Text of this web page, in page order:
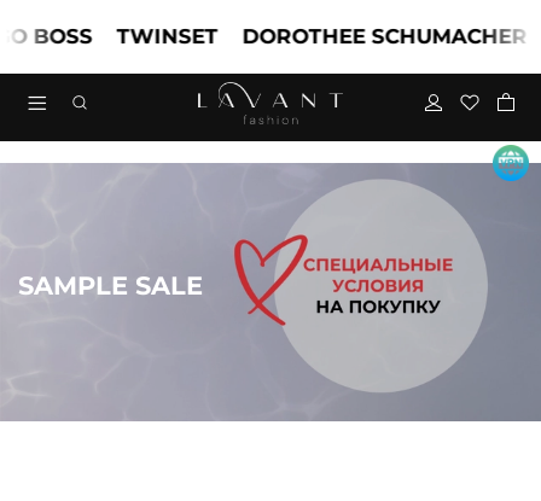
TWINSET DOROTHEE SCHUMACHER
SAMPLE SALE